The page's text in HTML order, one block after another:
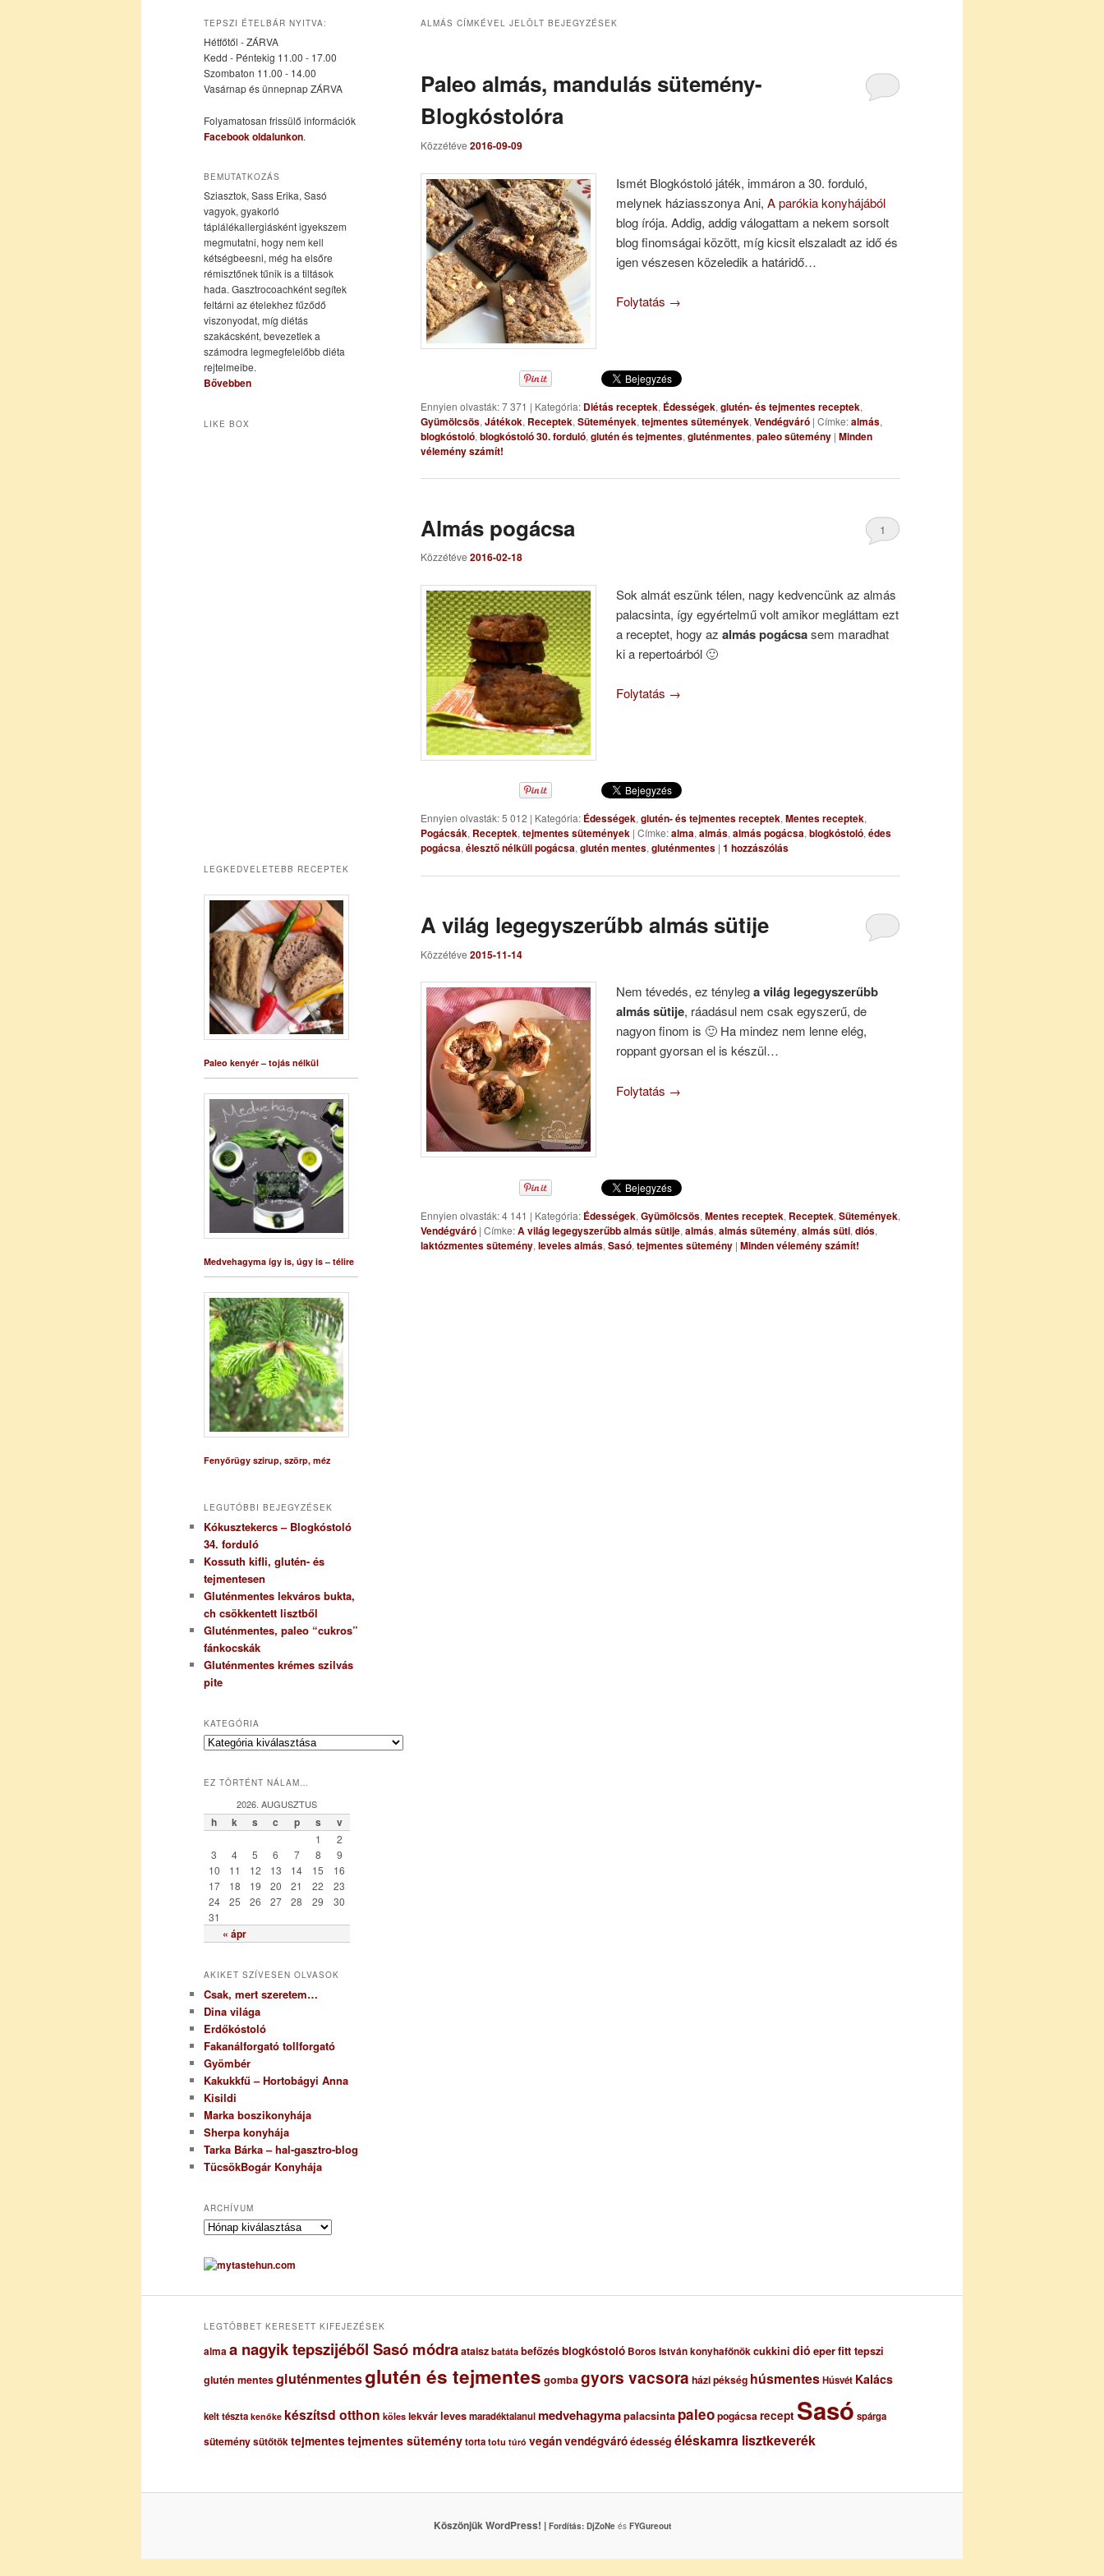
elsődleges
tartalomra
másodlagos
tartalomra
ALMÁS CÍMKÉVEL JELÖLT BEJEGYZÉSEK
Paleo almás, mandulás sütemény-
Blogkóstolóra
Közzétéve 2016-09-09
Ismét Blogkóstoló játék, immáron a 30. forduló,
melynek háziasszonya Ani, A parókia konyhájából
blog írója. Addig, addig válogattam a nekem sorsolt
blog finomságai között, míg kicsit elszaladt az idő és
igen vészesen közeledik a határidő…
Folytatás →
Ennyien olvasták: 7 371 | Kategória: Diétás receptek, Édességek, glutén- és tejmentes receptek,
Gyümölcsös, Játékok, Receptek, Sütemények, tejmentes sütemények, Vendégváró | Címke:almás,
blogkóstoló, blogkóstoló 30. forduló, glutén és tejmentes, gluténmentes, paleo sütemény | Minden
vélemény számít!
Almás pogácsa
Közzétéve 2016-02-18
1
Sok almát eszünk télen, nagy kedvencünk az almás
palacsinta, így egyértelmű volt amikor megláttam ezt
a receptet, hogy azalmás pogácsasem maradhat
ki a repertoárból 🙂
Folytatás →
Ennyien olvasták: 5 012 | Kategória: Édességek, glutén- és tejmentes receptek, Mentes receptek,
Pogácsák, Receptek, tejmentes sütemények | Címke:alma, almás, almás pogácsa, blogkóstoló, édes
pogácsa, élesztő nélküli pogácsa, glutén mentes, gluténmentes | 1 hozzászólás
A világ legegyszerűbb almás sütije
Közzétéve 2015-11-14
Nem tévedés, ez ténylega világ legegyszerűbb
almás sütije, ráadásul nem csak egyszerű, de
nagyon finom is 🙂 Ha mindez nem lenne elég,
roppant gyorsan el is készül…
Folytatás →
Ennyien olvasták: 4 141 | Kategória: Édességek, Gyümölcsös, Mentes receptek, Receptek, Sütemények,
Vendégváró | Címke:A világ legegyszerűbb almás sütije, almás, almás sütemény, almás süti, diós,
laktózmentes sütemény, leveles almás, Sasó, tejmentes sütemény | Minden vélemény számít!
TEPSZI ÉTELBÁR NYITVA:
Hétfőtől - ZÁRVA
Kedd - Péntekig 11.00 - 17.00
Szombaton 11.00 - 14.00
Vasárnap és ünnepnap ZÁRVA
Folyamatosan frissülő információk
Facebook oldalunkon.
BEMUTATKOZÁS
Sziasztok, Sass Erika, Sasó
vagyok, gyakorló
táplálékallergiásként igyekszem
megmutatni, hogy nem kell
kétségbeesni, még ha elsőre
rémisztőnek tűnik is a tiltások
hada. Gasztrocoachként segítek
feltárni az ételekhez fűződő
viszonyodat, míg diétás
szakácsként, bevezetlek a
számodra legmegfelelőbb diéta
rejtelmeibe.
Bővebben
LIKE BOX
LEGKEDVELETEBB RECEPTEK
Paleo kenyér – tojás nélkül
Medvehagyma így is, úgy is – télire
Fenyőrügy szirup, szörp, méz
LEGUTÓBBI BEJEGYZÉSEK
Kókusztekercs – Blogkóstoló
34. forduló
Kossuth kifli, glutén- és
tejmentesen
Gluténmentes lekváros bukta,
ch csökkentett lisztből
Gluténmentes, paleo “cukros”
fánkocskák
Gluténmentes krémes szilvás
pite
KATEGÓRIA
K
e
r
EZ TÖRTÉNT NÁLAM…
2026. AUGUSZTUS
h k s c p s v
« ápr
1
2
3
4 5 6 7 8
9
10
11 12 13 14 15
16
17
18 19 20 21 22
23
24
25 26 27 28 29
30
31
AKIKET SZÍVESEN OLVASOK
Csak, mert szeretem…
Dina világa
Erdőkóstoló
Fakanálforgató tollforgató
Gyömbér
Kakukkfű – Hortobágyi Anna
Kisildi
Marka boszikonyhája
Sherpa konyhája
Tarka Bárka – hal-gasztro-blog
TücsökBogár Konyhája
ARCHÍVUM
A
c
h
uLEGTÖBBET KERESETT KIFEJEZÉSEK
almaa nagyik tepszijéből Sasó módraataisz batáta befőzésblogkóstoló Boros István konyhafőnökcukkini dió eperfitt tepszi
glutén mentesgluténmentesglutén és tejmentes gombagyors vacsora házi pékség húsmentesHúsvét Kalács
kelt tészta kenőke készítsd otthon köles lekvárlevesmaradéktalanulmedvehagymapalacsinta paleopogácsarecept Sasó spárga
süteménysütőtöktejmentestejmentes süteménytorta totu túró vegánvendégváróédesség éléskamra lisztkeverék
Köszönjük WordPress! | Fordítás: DjZoNeés FYGureout